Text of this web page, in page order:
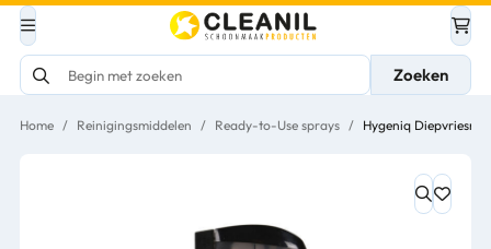
Zoeken
Home / Reinigingsmiddelen / Ready-to-Use sprays / Hygeniq